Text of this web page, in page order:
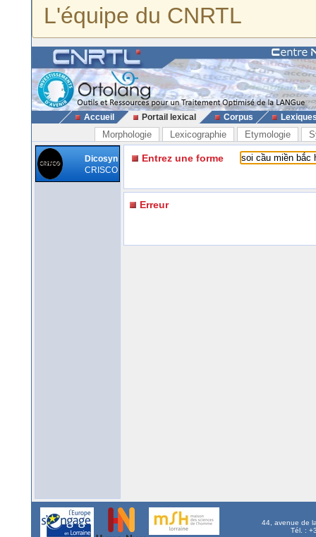
L'équipe du CNRTL
Accueil Portail lexical Corpus
Morphologie Lexicographie Etymologie
Dicosyn
CRISCO
Entrez une forme
Erreur
44, avenue de
Tél. :